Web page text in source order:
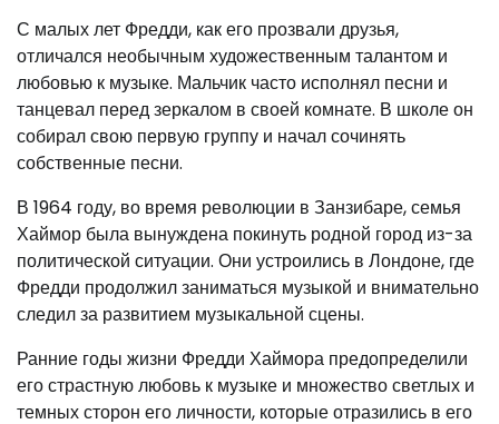
С малых лет Фредди, как его прозвали друзья,
отличался необычным художественным талантом и
любовью к музыке. Мальчик часто исполнял песни и
танцевал перед зеркалом в своей комнате. В школе он
собирал свою первую группу и начал сочинять
собственные песни.
В 1964 году, во время революции в Занзибаре, семья
Хаймор была вынуждена покинуть родной город из-за
политической ситуации. Они устроились в Лондоне, где
Фредди продолжил заниматься музыкой и внимательно
следил за развитием музыкальной сцены.
Ранние годы жизни Фредди Хаймора предопределили
его страстную любовь к музыке и множество светлых и
темных сторон его личности, которые отразились в его